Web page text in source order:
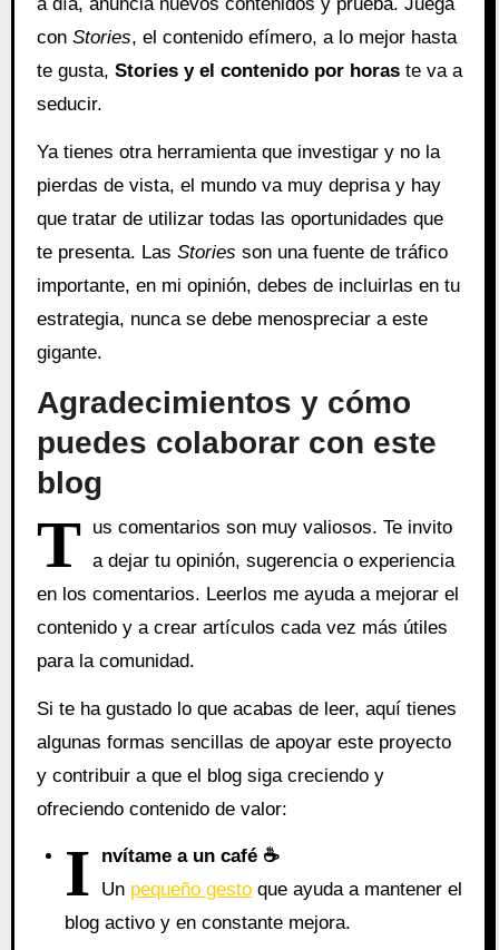
con Stories, el contenido efímero, a lo mejor hasta
te gusta, Stories y el contenido por horaste va a
seducir.
Ya tienes otra herramienta que investigar y no la
pierdas de vista, el mundo va muy deprisa y hay
que tratar de utilizar todas las oportunidades que
te presenta. Las Stories son una fuente de tráfico
importante, en mi opinión, debes de incluirlas en tu
estrategia, nunca se debe menospreciar a este
gigante.
Agradecimientos y cómo
puedes colaborar con este
blog
T
us comentarios son muy valiosos. Te invito
a dejar tu opinión, sugerencia o experiencia
en los comentarios. Leerlos me ayuda a mejorar el
contenido y a crear artículos cada vez más útiles
para la comunidad.
Si te ha gustado lo que acabas de leer, aquí tienes
algunas formas sencillas de apoyar este proyecto
y contribuir a que el blog siga creciendo y
ofreciendo contenido de valor:
I
nvítame a un café ☕
Un pequeño gesto que ayuda a mantener el
blog activo y en constante mejora.